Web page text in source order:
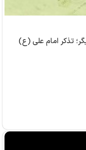
تذکر امام علی (ع)